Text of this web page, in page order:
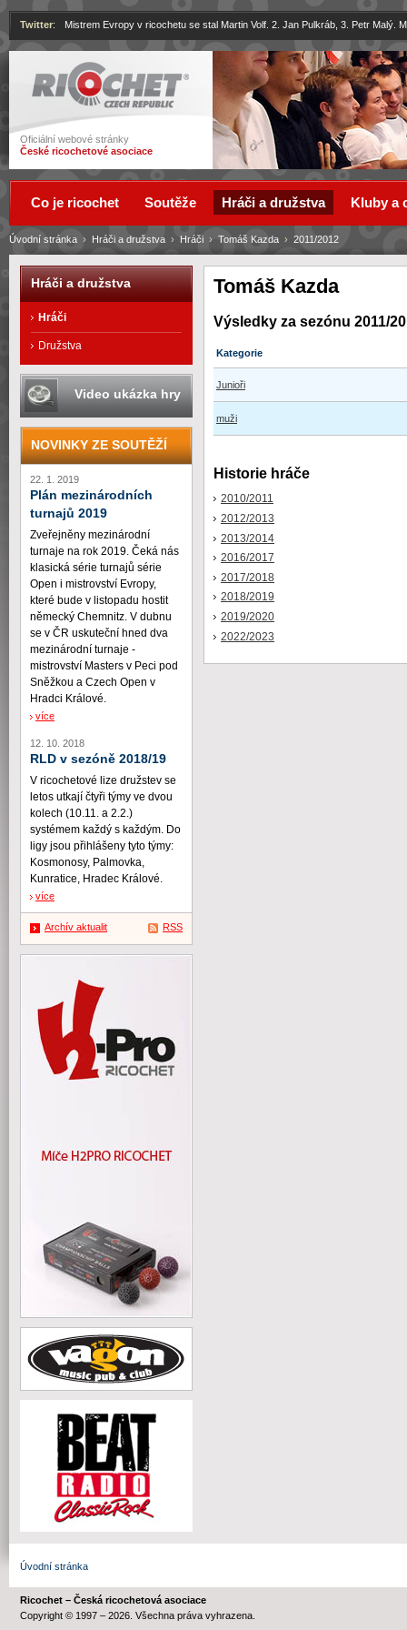
Ricochet
Oficiální webové stránky
České ricochetové asociace
Twitter: Mistrem Evropy v ricochetu se stal Martin Volf. 2. Jan Pulkráb, 3. Petr Malý.
Tomáš Kazda
Výsledky za sezónu 2011/
Kategorie
Junioři
muži
Historie hráče
2010/2011
2012/2013
2013/2014
2016/2017
2017/2018
2018/2019
2019/2020
2022/2023
Úvodní stránka › Hráči a družstva › Hráči › Tomáš Kazda › 2011/2012
Co je ricochet Soutěže Hráči a družstva Kluby a
Hráči a družstva
Hráči
Družstva
Video ukázka hry
NOVINKY ZE SOUTĚŽÍ
22. 1. 2019
Plán mezinárodních
turnajů 2019
Zveřejněny mezinárodní
turnaje na rok 2019. Čeká nás
klasická série turnajů série
Open i mistrovství Evropy,
které bude v listopadu hostit
německý Chemnitz. V dubnu
se v ČR uskuteční hned dva
mezinárodní turnaje -
mistrovství Masters v Peci pod
Sněžkou a Czech Open v
Hradci Králové.
více
12. 10. 2018
RLD v sezóně 2018/19
V ricochetové lize družstev se
letos utkají čtyři týmy ve dvou
kolech (10.11. a 2.2.)
systémem každý s každým. Do
ligy jsou přihlášeny tyto týmy:
Kosmonosy, Palmovka,
Kunratice, Hradec Králové.
více
Archív aktualit RSS
Úvodní stránka
Ricochet – Česká ricochetová asociace
Copyright © 1997 – 2026. Všechna práva vyhrazena.